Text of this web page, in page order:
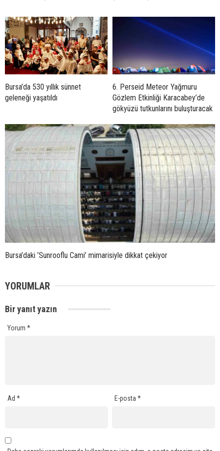
Bursa’da 530 yıllık sünnet
geleneği yaşatıldı
6. Perseid Meteor Yağmuru
Gözlem Etkinliği Karacabey’de
gökyüzü tutkunlarını buluşturacak
Bursa’daki ’Sunrooflu Cami’ mimarisiyle dikkat çekiyor
YORUMLAR
Bir yanıt yazın
Yorum *
Ad * E-posta*